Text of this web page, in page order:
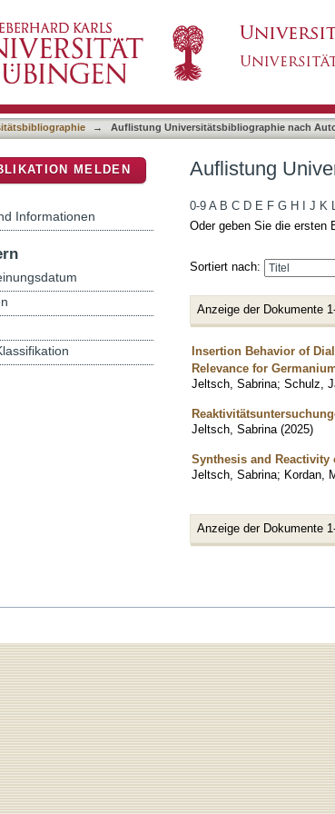
→ Auflistung Universitätsbibliographie nach
Auflistung
0-9 A B C D E F G H J K
Oder geben Sie die ersten
Sortiert nach:
Anzeige der Dokumente
Insertion Behavior of
Relevance for
Jeltsch, Sabrina; Schulz,
Jeltsch, Sabrina (2025)
Synthesis and Reactivity
Jeltsch, Sabrina; Kordan,
Anzeige der Dokumente
MELDEN
Informationen